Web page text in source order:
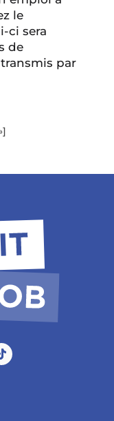
le
ci sera
de
par